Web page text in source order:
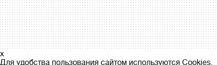
x
Для удобства пользования сайтом используются Cookies.